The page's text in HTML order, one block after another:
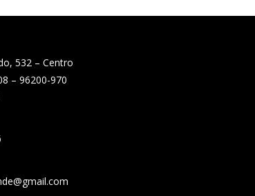
532 – Centro
– 96200-970